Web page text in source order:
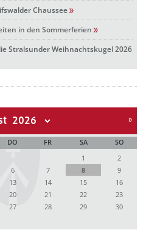
Chaussee
in den Sommerferien
Stralsunder Weihnachtskugel 2026
DO FR SA
SO
1
2
6 7 8
9
13 14 15
16
20 21 22
23
27 28 29
30